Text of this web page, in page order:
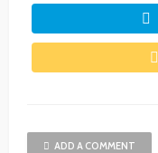
ADD A COMMENT